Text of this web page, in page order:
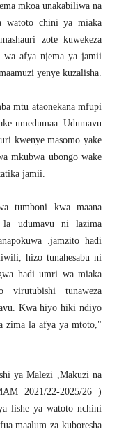
mkoa unakabiliwa na
watoto chini ya miaka
zote kuwekeza
wa afya njema ya jamii
yenye kuzalisha.
mtu ataonekana mfupi
umedumaa. Udumavu
kwenye masomo yake
mkubwa ubongo wake
jamii.
tumboni kwa maana
la udumavu ni lazima
.jamzito hadi
hizo tunahesabu ni
hadi umri wa miaka
tunaweza
Kwa hiyo hiki ndiyo
zima la afya ya mtoto,"
ya Malezi ,Makuzi na
2021/22-2025/26 )
lishe ya watoto nchini
maalum za kuboresha